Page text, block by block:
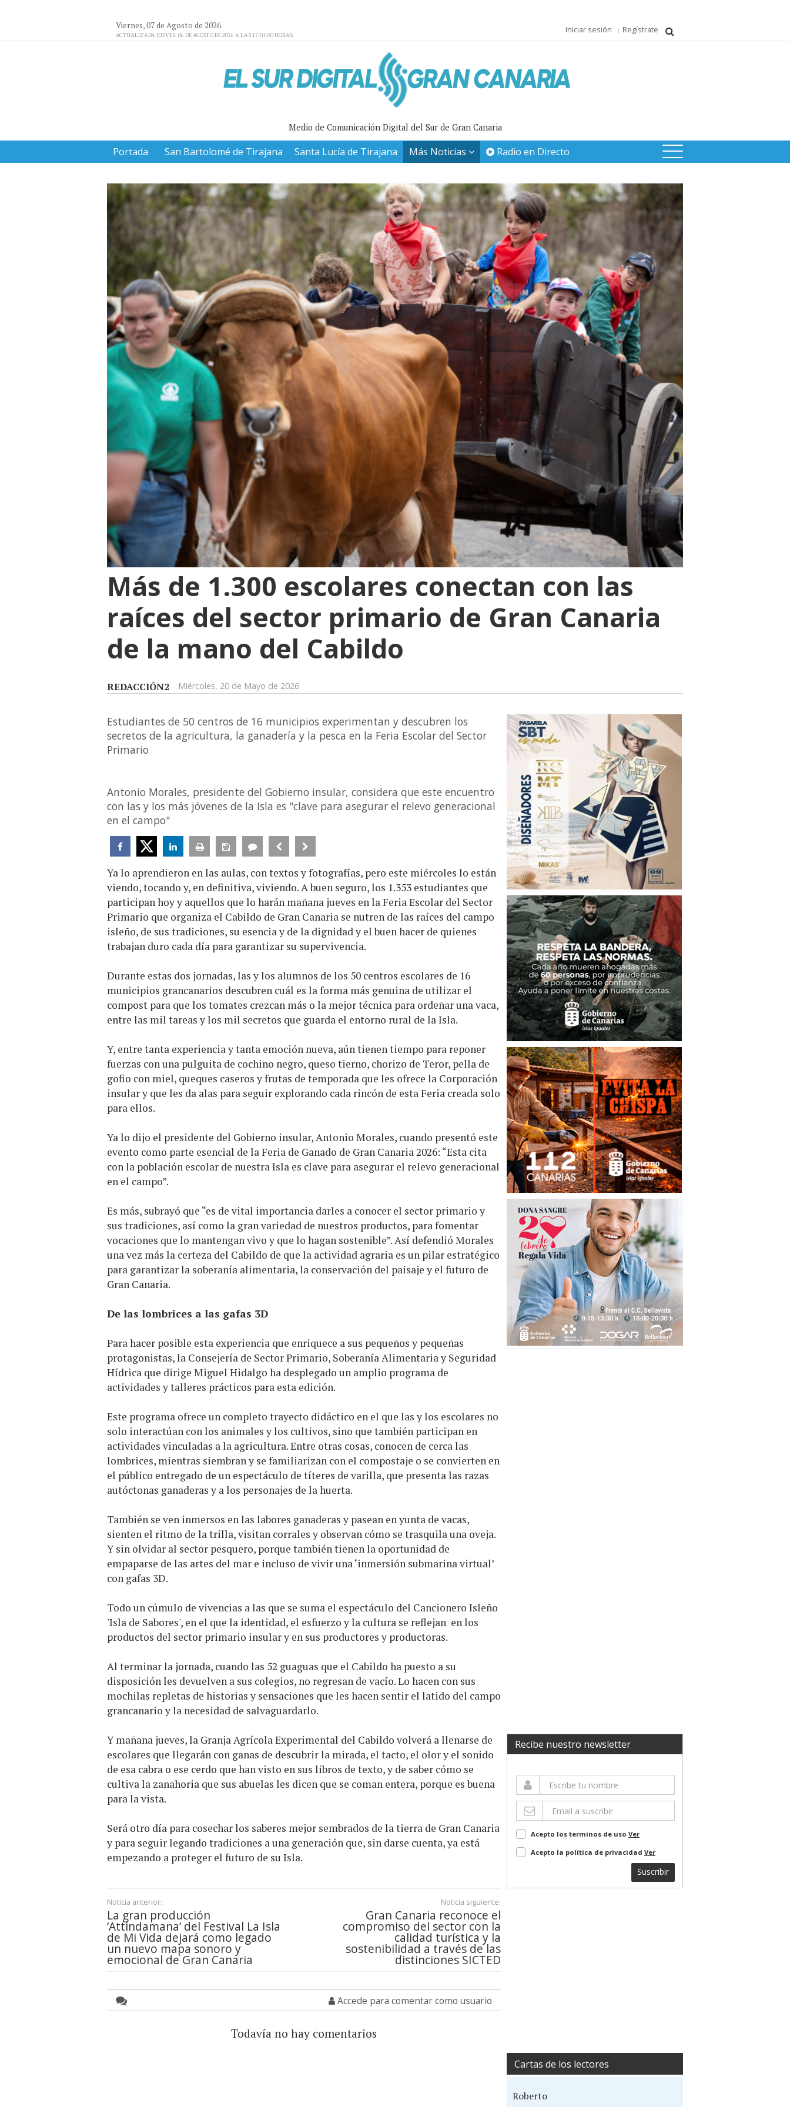
Viernes, 07 de Agosto de 2026
ACTUALIZADA JUEVES, 06 DE AGOSTO DE 2026 A LAS 17:01:50 HORAS
Iniciar sesión Regístrate
Medio de Comunicación Digital del Sur de Gran Canaria
Portada San Bartolomé de Tirajana Santa Lucía de Tirajana Más Noticias Radio en Directo
Más de 1.300 escolares conectan con las
raíces del sector primario de Gran Canaria
de la mano del Cabildo
REDACCIÓN2 Miércoles, 20 de Mayo de 2026
Estudiantes de 50 centros de 16 municipios experimentan y descubren los
secretos de la agricultura, la ganadería y la pesca en la Feria Escolar del Sector
Primario
Antonio Morales, presidente del Gobierno insular, considera que este encuentro
con las y los más jóvenes de la Isla es "clave para asegurar el relevo generacional
en el campo"
Ya lo aprendieron en las aulas, con textos y fotografías, pero este miércoles lo están
viendo, tocando y, en definitiva, viviendo. A buen seguro, los 1.353 estudiantes que
participan hoy y aquellos que lo harán mañana jueves en la Feria Escolar del Sector
Primario que organiza el Cabildo de Gran Canaria se nutren de las raíces del campo
isleño, de sus tradiciones, su esencia y de la dignidad y el buen hacer de quienes
trabajan duro cada día para garantizar su supervivencia.
Durante estas dos jornadas, las y los alumnos de los 50 centros escolares de 16
municipios grancanarios descubren cuál es la forma más genuina de utilizar el
compost para que los tomates crezcan más o la mejor técnica para ordeñar una vaca,
entre las mil tareas y los mil secretos que guarda el entorno rural de la Isla.
Y, entre tanta experiencia y tanta emoción nueva, aún tienen tiempo para reponer
fuerzas con una pulguita de cochino negro, queso tierno, chorizo de Teror, pella de
gofio con miel, queques caseros y frutas de temporada que les ofrece la Corporación
insular y que les da alas para seguir explorando cada rincón de esta Feria creada solo
para ellos.
Ya lo dijo el presidente del Gobierno insular, Antonio Morales, cuando presentó este
evento como parte esencial de la Feria de Ganado de Gran Canaria 2026: “Esta cita
con la población escolar de nuestra Isla es clave para asegurar el relevo generacional
en el campo”.
Es más, subrayó que “es de vital importancia darles a conocer el sector primario y
sus tradiciones, así como la gran variedad de nuestros productos, para fomentar
vocaciones que lo mantengan vivo y que lo hagan sostenible”. Así defendió Morales
una vez más la certeza del Cabildo de que la actividad agraria es un pilar estratégico
para garantizar la soberanía alimentaria, la conservación del paisaje y el futuro de
Gran Canaria.
De las lombrices a las gafas 3D
Para hacer posible esta experiencia que enriquece a sus pequeños y pequeñas
protagonistas, la Consejería de Sector Primario, Soberanía Alimentaria y Seguridad
Hídrica que dirige Miguel Hidalgo ha desplegado un amplio programa de
actividades y talleres prácticos para esta edición.
Este programa ofrece un completo trayecto didáctico en el que las y los escolares no
solo interactúan con los animales y los cultivos, sino que también participan en
actividades vinculadas a la agricultura. Entre otras cosas, conocen de cerca las
lombrices, mientras siembran y se familiarizan con el compostaje o se convierten en
el público entregado de un espectáculo de títeres de varilla, que presenta las razas
autóctonas ganaderas y a los personajes de la huerta.
También se ven inmersos en las labores ganaderas y pasean en yunta de vacas,
sienten el ritmo de la trilla, visitan corrales y observan cómo se trasquila una oveja.
Y sin olvidar al sector pesquero, porque también tienen la oportunidad de
empaparse de las artes del mar e incluso de vivir una ‘inmersión submarina virtual’
con gafas 3D.
Todo un cúmulo de vivencias a las que se suma el espectáculo del Cancionero Isleño
'Isla de Sabores', en el que la identidad, el esfuerzo y la cultura se reflejan en los
productos del sector primario insular y en sus productores y productoras.
Al terminar la jornada, cuando las 52 guaguas que el Cabildo ha puesto a su
disposición les devuelven a sus colegios, no regresan de vacío. Lo hacen con sus
mochilas repletas de historias y sensaciones que les hacen sentir el latido del campo
grancanario y la necesidad de salvaguardarlo.
Y mañana jueves, la Granja Agrícola Experimental del Cabildo volverá a llenarse de
escolares que llegarán con ganas de descubrir la mirada, el tacto, el olor y el sonido
de esa cabra o ese cerdo que han visto en sus libros de texto, y de saber cómo se
cultiva la zanahoria que sus abuelas les dicen que se coman entera, porque es buena
para la vista.
Será otro día para cosechar los saberes mejor sembrados de la tierra de Gran Canaria
y para seguir legando tradiciones a una generación que, sin darse cuenta, ya está
empezando a proteger el futuro de su Isla.
Noticia anterior:
La gran producción
‘Attindamana’ del Festival La Isla
de Mi Vida dejará como legado
un nuevo mapa sonoro y
emocional de Gran Canaria
Noticia siguiente:
Gran Canaria reconoce el
compromiso del sector con la
calidad turística y la
sostenibilidad a través de las
distinciones SICTED
Accede para comentar como usuario
Todavía no hay comentarios
Recibe nuestro newsletter
Acepto los terminos de uso Ver
Acepto la política de privacidad Ver
Suscribir
Cartas de los lectores
Roberto